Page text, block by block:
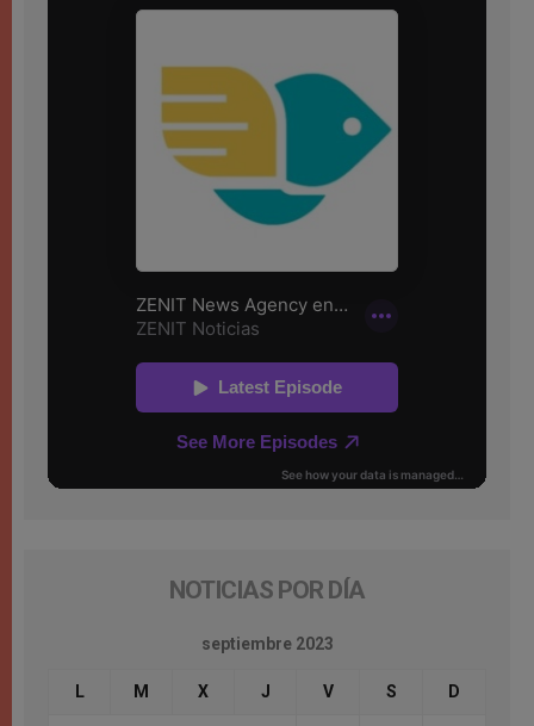
NOTICIAS POR DÍA
septiembre 2023
L M X J V S D